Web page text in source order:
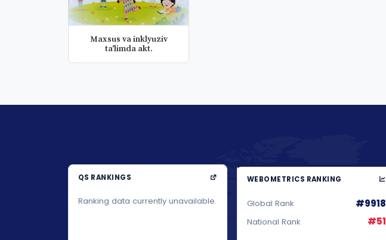
Maxsus va inklyuziv
ta'limda akt.
QS RANKINGS
Ranking data currently unavailable.
WEBOMETRICS RANKING
Global Rank #9918
National Rank #51